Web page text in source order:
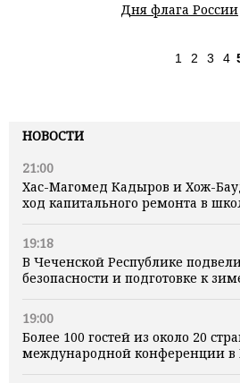
НОВОСТИ
21:00
Хас-Магомед Кадыров и Хож-
ход капитального ремонта в
19:18
В Чеченской Республике
безопасности и подготовке к
19:00
Более 100 гостей из около 20
международной конференции в
Дня флага России
1 2 3 4